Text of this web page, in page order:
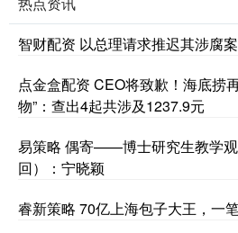
智财配资 以总理请求推迟其涉腐
点金盒配资 CEO将致歉！海底捞
物”：查出4起共涉及1237.9元
易策略 偶寄——博士研究生教学
回）：宁晓颖
睿新策略 70亿上海包子大王，一